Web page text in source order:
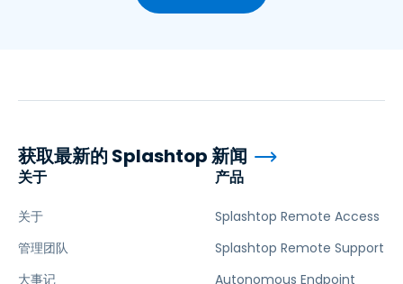
关于
关于
管理团队
大事记
产品
Splashtop Remote Access
Splashtop Remote Support
Autonomous Endpoint
获取最新的 Splashtop 新闻